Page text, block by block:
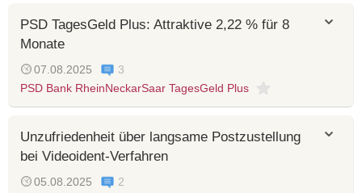
PSD TagesGeld Plus: Attraktive 2,22 % für 8
Monate
07.08.2025
3
PSD Bank RheinNeckarSaar TagesGeld Plus
Unzufriedenheit über langsame Postzustellung
bei Videoident-Verfahren
05.08.2025
2